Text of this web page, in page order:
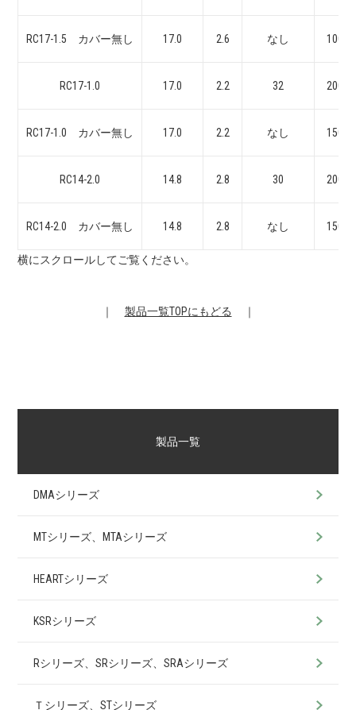
RC17-1.5 カバー無し 17.0 2.6 なし
RC17-1.0 17.0 2.2 32
RC17-1.0 カバー無し 17.0 2.2 なし
RC14-2.0 14.8 2.8 30
RC14-2.0 カバー無し 14.8 2.8 なし
横にスクロールしてご覧ください。
｜ 製品一覧TOPにもどる ｜
製品一覧
DMAシリーズ
MTシリーズ、MTAシリーズ
HEARTシリーズ
KSRシリーズ
Rシリーズ、SRシリーズ、SRAシリーズ
Ｔシリーズ、STシリーズ